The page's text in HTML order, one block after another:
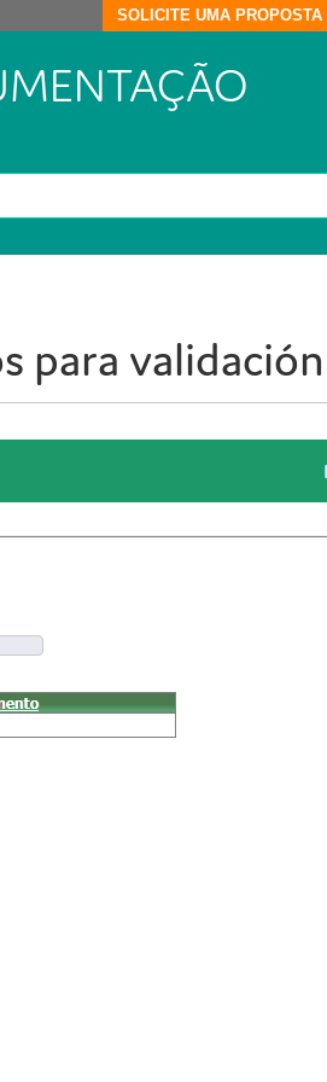
SOLICITE UMA PROPOSTA
para validación